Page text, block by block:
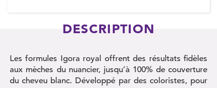
DESCRIPTION
Les formules Igora royal offrent des résultats fidèles
aux mèches du nuancier, jusqu’à 100% de couverture
du cheveu blanc. Développé par des coloristes, pour